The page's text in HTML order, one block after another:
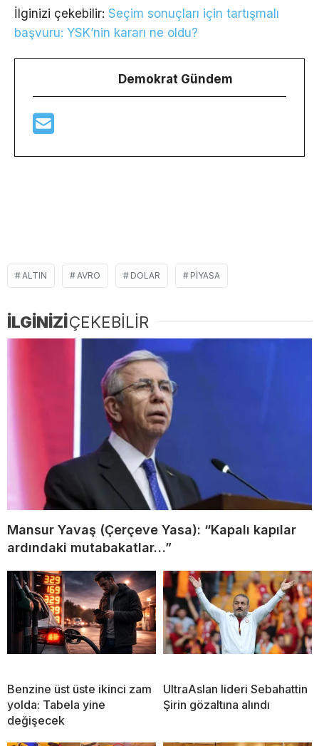
İlginizi çekebilir: Seçim sonuçları için tartışmalı
başvuru: YSK’nin kararı ne oldu?
Demokrat Gündem
ALTIN AVRO DOLAR PIYASA
İLGİNİZİÇEKEBİLİR
Mansur Yavaş (Çerçeve Yasa): “Kapalı kapılar
ardındaki mutabakatlar…”
Benzine üst üste ikinci zam
yolda: Tabela yine
değişecek
UltraAslan lideri Sebahattin
Şirin gözaltına alındı